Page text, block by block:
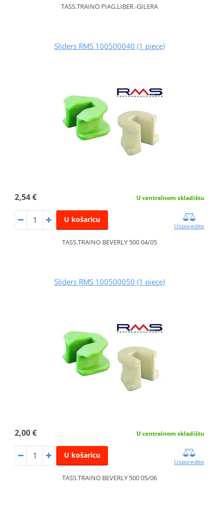
TASS.TRAINO PIAG.LIBER.-GILERA
Sliders RMS 100500040 (1 piece)
2,54 € U centralnom skladištu
U košaricu
Usporedite
TASS.TRAINO BEVERLY 500 04/05
Sliders RMS 100500050 (1 piece)
2,00 € U centralnom skladištu
U košaricu
Usporedite
TASS.TRAINO BEVERLY 500 05/06